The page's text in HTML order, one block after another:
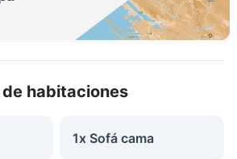
habitaciones
1x Sofá cama